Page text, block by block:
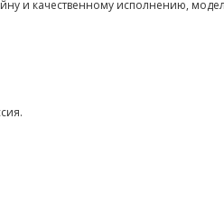
и качественному исполнению,